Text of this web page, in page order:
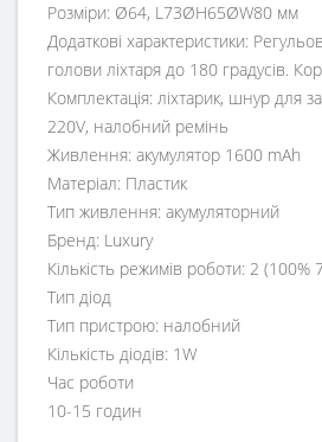
Розміри: Ø64, L73ØH65ØW80 мм
Додаткові характеристики:
голови ліхтаря до 180 градусів.
Комплектація: ліхтарик, шнур для
220V, налобний ремінь
Живлення: акумулятор 1600 mAh
Матеріал: Пластик
Тип живлення: акумуляторний
Бренд: Luxury
Кількість режимів роботи: 2 (100%
Тип діод
Тип пристрою: налобний
Кількість діодів: 1W
Час роботи
10-15 годин